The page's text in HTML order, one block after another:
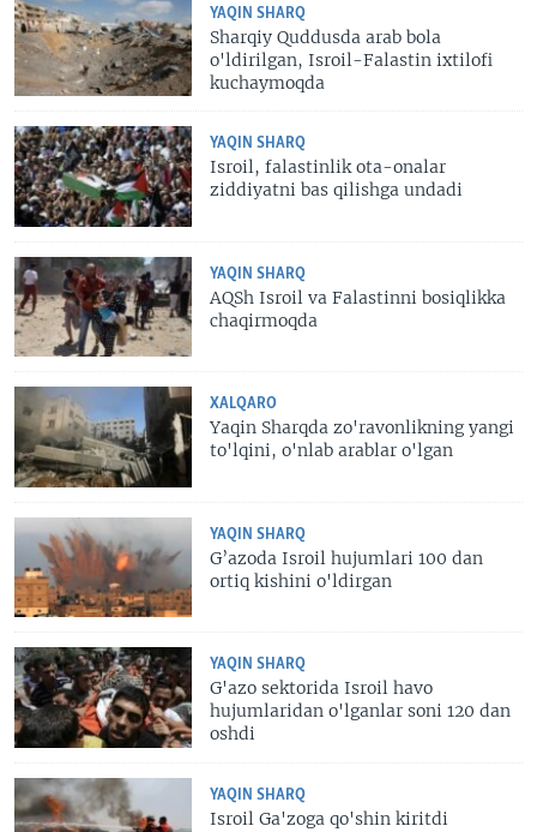
YAQIN SHARQ
Sharqiy Quddusda arab bola
o'ldirilgan, Isroil-Falastin ixtilofi
kuchaymoqda
YAQIN SHARQ
Isroil, falastinlik ota-onalar
ziddiyatni bas qilishga undadi
YAQIN SHARQ
AQSh Isroil va Falastinni bosiqlikka
chaqirmoqda
XALQARO
Yaqin Sharqda zo'ravonlikning yangi
to'lqini, o'nlab arablar o'lgan
YAQIN SHARQ
G’azoda Isroil hujumlari 100 dan
ortiq kishini o'ldirgan
YAQIN SHARQ
G'azo sektorida Isroil havo
hujumlaridan o'lganlar soni 120 dan
oshdi
YAQIN SHARQ
Isroil Ga'zoga qo'shin kiritdi